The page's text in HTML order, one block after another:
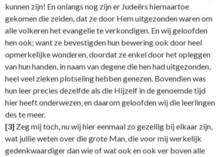
kunnen zijn! En onlangs nog zijn er Judeërs hiernaartoe
gekomen die zeiden, dat ze door Hem uitgezonden waren om
alle volkeren het evangelie te verkondigen. En wij geloofden
hen ook; want ze bevestigden hun bewering ook door heel
opmerkelijke wonderen, doordat ze enkel door het opleggen
van hun handen, in naam van degene die hen had uitgezonden,
heel veel zieken plotseling hebben genezen. Bovendien was
hun leer precies dezelfde als die Hijzelf in de genoemde tijd
hier heeft onderwezen, en daarom geloofden wij die leerlingen
des te meer.
[3] Zeg mij toch, nu wij hier eenmaal zo gezellig bij elkaar zijn,
wat jullie weten over die grote Man, die voor mij werkelijk
gedenkwaardiger dan wie of wat ook en ook ver boven alle